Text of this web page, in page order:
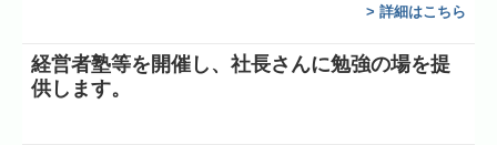
> 詳細はこちら
経営者塾等を開催 し、 社長さんに勉強の場を提
供します。